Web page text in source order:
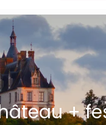
+